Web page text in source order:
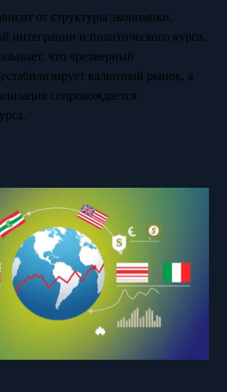
от структуры экономики,
интеграции и политического курса.
что чрезмерный
валютный рынок, а
сопровождается